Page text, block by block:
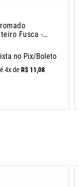
Fusca -
no Pix/Boleto
4x de R$ 11,08